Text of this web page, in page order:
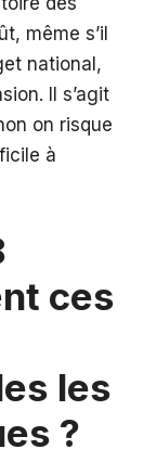
même s’il
national,
Il s’agit
on risque
à
ces
les
?